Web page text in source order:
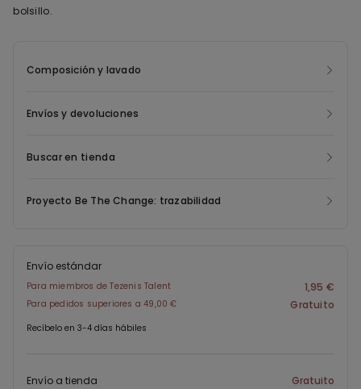
bolsillo.
Composición y lavado
Envíos y devoluciones
Buscar en tienda
Proyecto Be The Change: trazabilidad
Envío estándar
Para miembros de Tezenis Talent 1,95 €
Para pedidos superiores a 49,00 € Gratuito
Recíbelo en 3-4 días hábiles
Envío a tienda Gratuito